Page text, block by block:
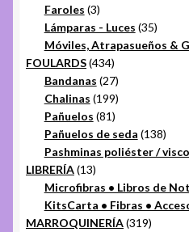
Faroles 33
productos
Lámparas - Luces 3535
Móviles, Atrapasueños &
FOULARDS 434434
productos
Bandanas 2727
productos
Chalinas 199199
productos
Pañuelos 8181
productos
Pañuelos de seda 138138
Pashminas poliéster /
LIBRERÍA 1313
productos
Microfibras • Libros de
KitsCarta • Fibras •
MARROQUINERÍA 319319